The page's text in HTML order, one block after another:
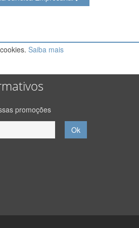
Saiba mais
promoções